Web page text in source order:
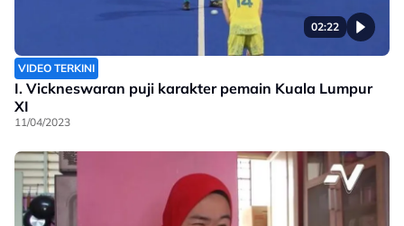
02:22
VIDEO TERKINI
I. Vickneswaran puji karakter pemain Kuala Lumpur
XI
11/04/2023